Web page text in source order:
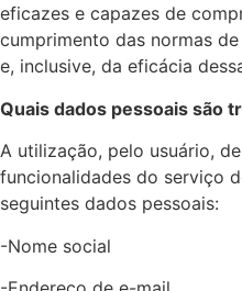
eficazes e capazes de
cumprimento das normas
e, inclusive, da eficácia
Quais dados pessoais são
A utilização, pelo usuário,
funcionalidades do serviço
seguintes dados pessoais:
-Nome social